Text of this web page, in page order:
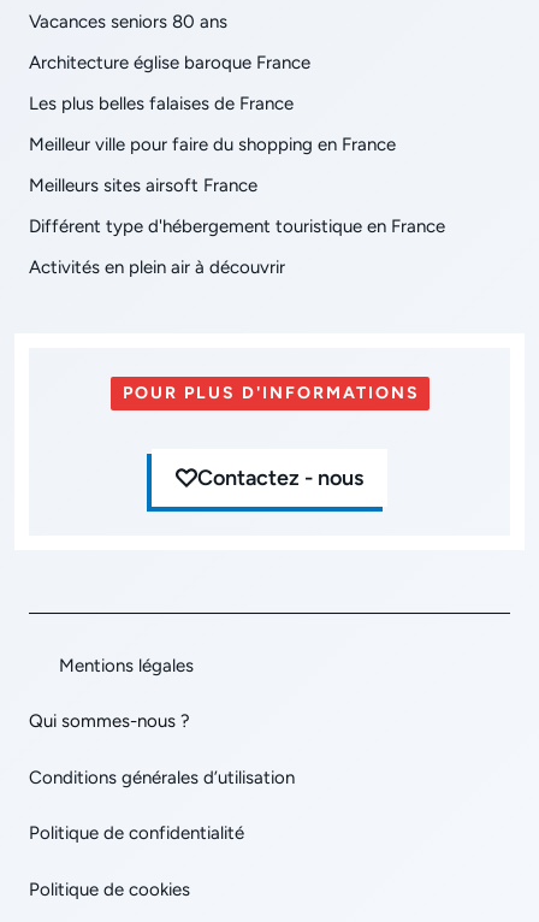
Vacances seniors 80 ans
Architecture église baroque France
Les plus belles falaises de France
Meilleur ville pour faire du shopping en France
Meilleurs sites airsoft France
Différent type d'hébergement touristique en France
Activités en plein air à découvrir
POUR PLUS D'INFORMATIONS
Contactez - nous
Mentions légales
Qui sommes-nous ?
Conditions générales d’utilisation
Politique de confidentialité
Politique de cookies